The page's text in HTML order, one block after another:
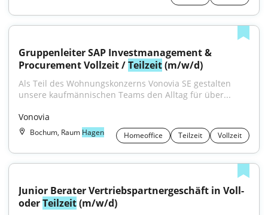
Gruppenleiter SAP Investmanagement &
Procurement Vollzeit / Teilzeit (m/w/d)
Als Teil des Wohnungskonzerns Vonovia SE gestalten
unsere kaufmännischen Teams den Alltag für über...
Vonovia
Bochum, Raum Hagen Homeoffice Teilzeit Vollzeit
Junior Berater Vertriebspartnergeschäft in Voll-
oder Teilzeit (m/w/d)